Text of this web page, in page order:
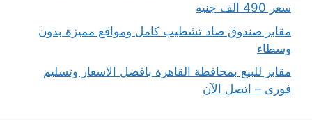
سعر 490 الف جنيه
مقابر صندوق صاد تشطيب كامل ومواقع مميزة بدون
وسطاء
مقابر للبيع بمحافظة القاهرة بافضل الاسعار وتسليم
فورى – اتصل الآن